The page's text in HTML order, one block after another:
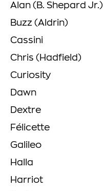
Alan (B. Shepard Jr.)
Buzz (Aldrin)
Cassini
Chris (Hadfield)
Curiosity
Dawn
Dextre
Félicette
Galileo
Halla
Harriot